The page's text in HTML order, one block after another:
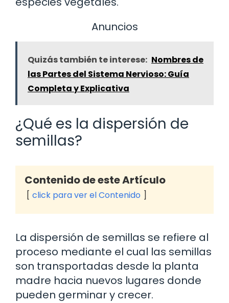
Anuncios
Quizás también te interese: Nombres de
las Partes del Sistema Nervioso: Guía
Completa y Explicativa
¿Qué es la dispersión de
semillas?
Contenido de este Artículo
click para ver el Contenido
La dispersión de semillas se refiere al
proceso mediante el cual las semillas
son transportadas desde la planta
madre hacia nuevos lugares donde
pueden germinar y crecer.